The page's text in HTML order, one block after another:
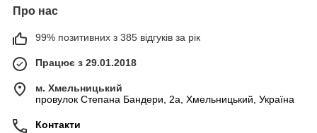
Про нас
99% позитивних з 385 відгуків за рік
Працює з 29.01.2018
м. Хмельницький
провулок Степана Бандери, 2a, Хмельницький, Україна
Контакти